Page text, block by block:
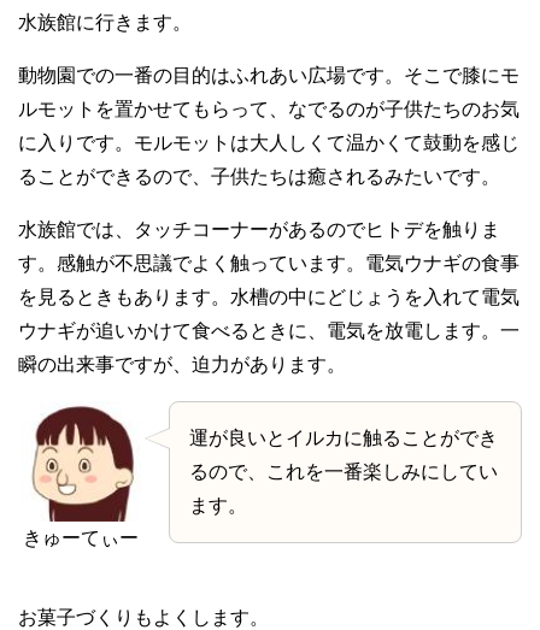
水族館に行きます。
動物園での一番の目的はふれあい広場です。そこで膝にモ
ルモットを置かせてもらって、なでるのが子供たちのお気
に入りです。モルモットは大人しくて温かくて鼓動を感じ
ることができるので、子供たちは癒されるみたいです。
水族館では、タッチコーナーがあるのでヒトデを触りま
す。感触が不思議でよく触っています。電気ウナギの食事
を見るときもあります。水槽の中にどじょうを入れて電気
ウナギが追いかけて食べるときに、電気を放電します。一
瞬の出来事ですが、迫力があります。
きゅーてぃー
運が良いとイルカに触ることができ
るので、これを一番楽しみにしてい
ます。
お菓子づくりもよくします。